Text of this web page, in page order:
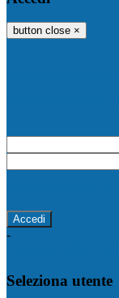
button close ×
-
Seleziona utente